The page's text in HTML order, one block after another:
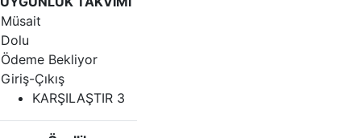
Müsait
Dolu
Ödeme Bekliyor
Giriş-Çıkış
KARŞILAŞTIR 3